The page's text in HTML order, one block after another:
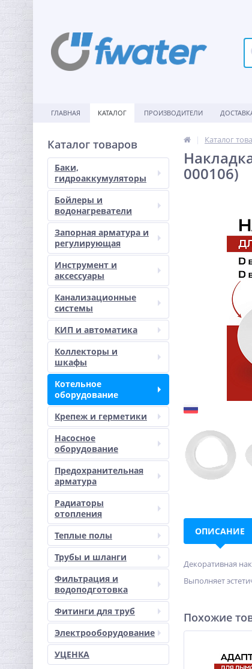
ГЛАВНАЯ КАТАЛОГ ПРОИЗВОДИТЕЛИ
Каталог товаров
Баки,
гидроаккумуляторы
Бойлеры и
водонагреватели
Запорная арматура и
регулирующая
Инструмент и
аксессуары
Канализационные
системы
КИП и автоматика
Коллекторы и
шкафы
Котельное
оборудование
Крепеж и герметики
Насосное
оборудование
Предохранительная
арматура
Радиаторы
отопления
Теплые полы
Трубы и шланги
Фильтрация и
водоподготовка
Фитинги для труб
Электрооборудование
УЦЕНКА
Каталог
000106)
ОПИСАНИЕ
Декоративная
Выполняет
Похожие